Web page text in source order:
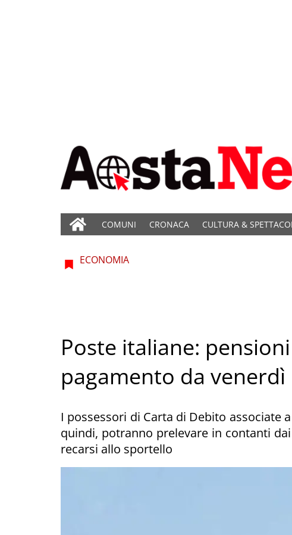
COMUNI CRONACA CULTURA &
ECONOMIA
Poste italiane:
pagamento da venerdì
I possessori di Carta di Debito associate
quindi, potranno prelevare in contanti
recarsi allo sportello